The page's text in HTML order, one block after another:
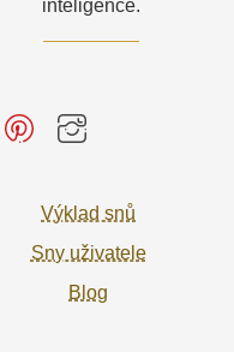
inteligence.
Výklad snů
Sny uživatele
Blog